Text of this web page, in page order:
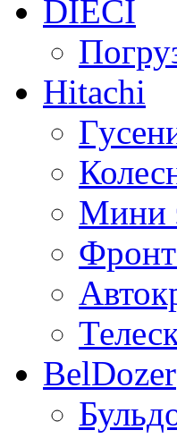
DIECI
Hitachi
Мини
BelDozer